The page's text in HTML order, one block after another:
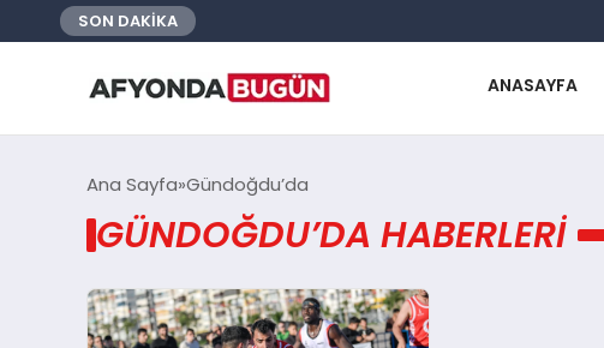
SON DAKİKA
ANASAYFA
Ana Sayfa Gündoğdu’da
GÜNDOĞDU’DA HABERLERI